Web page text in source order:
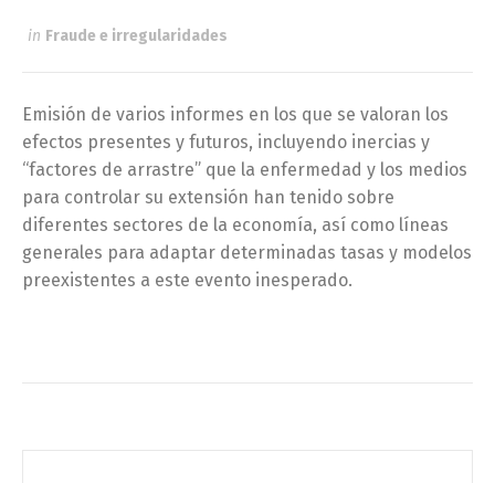
in Fraude e irregularidades
Emisión de varios informes en los que se valoran los
efectos presentes y futuros, incluyendo inercias y
“factores de arrastre” que la enfermedad y los medios
para controlar su extensión han tenido sobre
diferentes sectores de la economía, así como líneas
generales para adaptar determinadas tasas y modelos
preexistentes a este evento inesperado.